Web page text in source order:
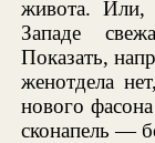
живота. Или,
Западе
Показать,
женотдела
нового
сконапель —